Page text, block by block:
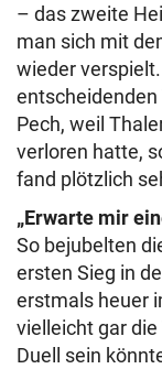
– das zweite
man sich mit
wieder
Pech, weil
verloren hatte,
fand plötzlich
„Erwarte mir
So bejubelten
ersten Sieg in
erstmals heuer
vielleicht gar
Duell sein